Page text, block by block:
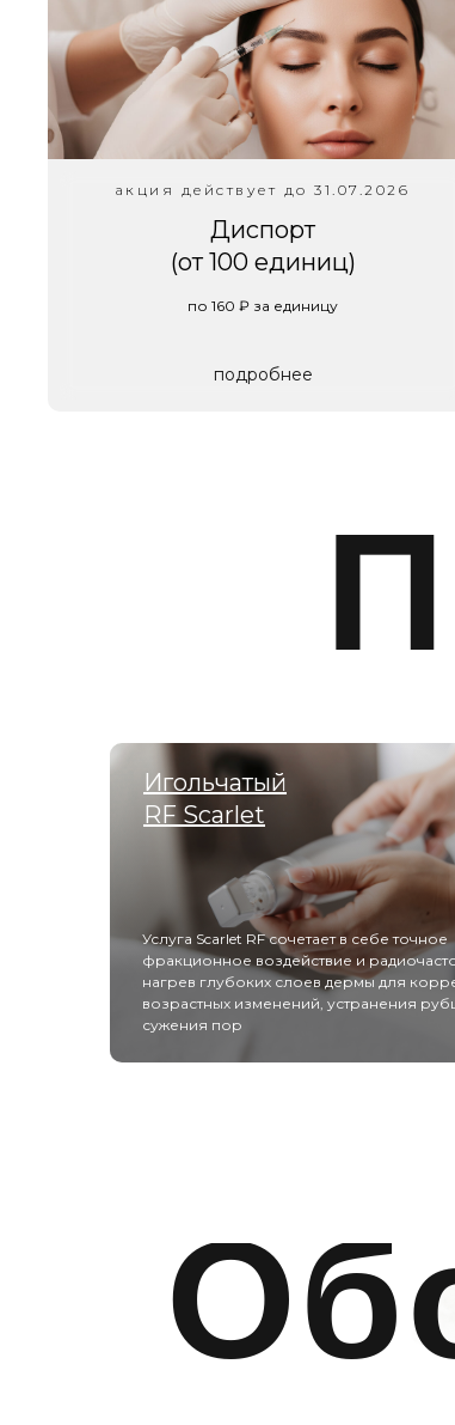
акция действует до 31.07.2026
Диспорт
(от 100 единиц)
по 160 ₽ за единицу
подробнее
Услуга Scarlet RF сочетает в себе точное
фракционное воздействие и
нагрев глубоких слоев дермы для
возрастных изменений, устранения
сужения пор
Игольчатый
RF Scarlet